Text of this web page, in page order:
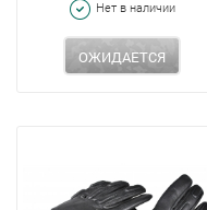
Нет в наличии
ОЖИДАЕТСЯ